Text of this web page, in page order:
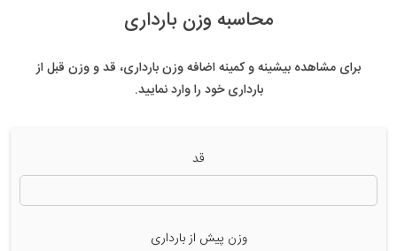
محاسبه وزن بارداری
برای مشاهده بیشینه و کمینه اضافه وزن بارداری، قد و وزن قبل از
بارداری خود را وارد نمایید.
قد
وزن پیش از بارداری